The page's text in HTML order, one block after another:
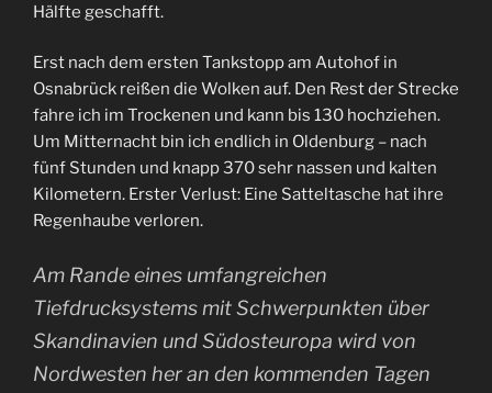
Hälfte geschafft.
Erst nach dem ersten Tankstopp am Autohof in
Osnabrück reißen die Wolken auf. Den Rest der Strecke
fahre ich im Trockenen und kann bis 130 hochziehen.
Um Mitternacht bin ich endlich in Oldenburg – nach
fünf Stunden und knapp 370 sehr nassen und kalten
Kilometern. Erster Verlust: Eine Satteltasche hat ihre
Regenhaube verloren.
Am Rande eines umfangreichen
Tiefdrucksystems mit Schwerpunkten über
Skandinavien und Südosteuropa wird von
Nordwesten her an den kommenden Tagen